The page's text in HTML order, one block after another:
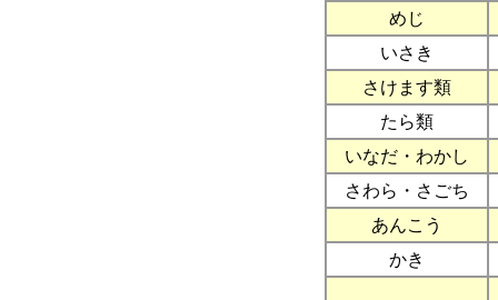
めじ
いさき
さけます類
たら類
いなだ・わかし
さわら・さごち
あんこう
かき